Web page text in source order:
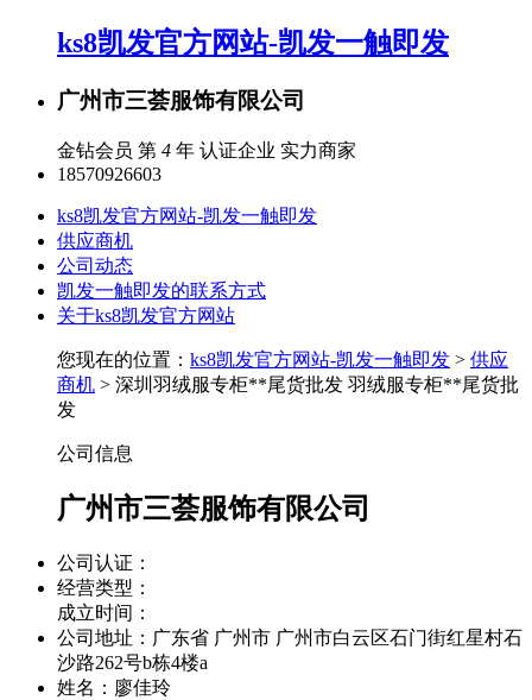
ks8凯发官方网站-凯发一触即发
广州市三荟服饰有限公司
金钻会员 第 4 年 认证企业 实力商家
18570926603
ks8凯发官方网站-凯发一触即发
供应商机
公司动态
凯发一触即发的联系方式
关于ks8凯发官方网站
您现在的位置： ks8凯发官方网站-凯发一触即发 > 供应
商机 > 深圳羽绒服专柜**尾货批发 羽绒服专柜**尾货批
发
公司信息
广州市三荟服饰有限公司
公司认证：
经营类型：
成立时间：
公司地址： 广东省 广州市 广州市白云区石门街红星村石
沙路262号b栋4楼a
姓名：廖佳玲